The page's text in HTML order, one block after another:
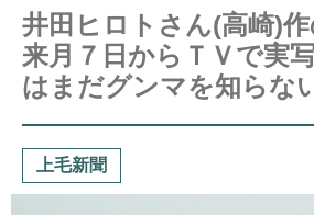
井田ヒロトさん(高崎)
来月７日からＴＶで実
はまだグンマを知らな
上毛新聞